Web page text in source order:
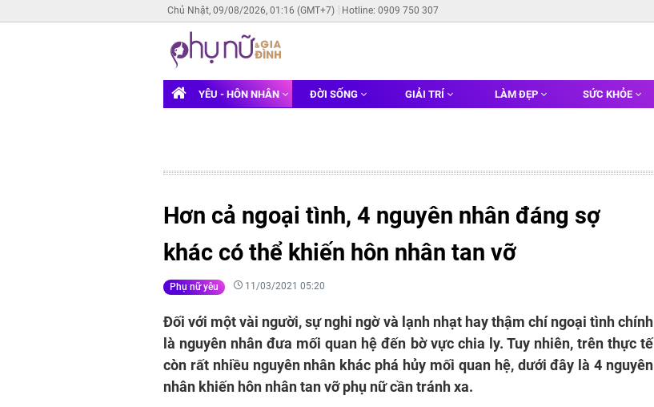
Chủ Nhật, 09/08/2026, 01:16 (GMT+7) Hotline: 0909 750 307
YÊU - HÔN NHÂN ĐỜI SỐNG GIẢI TRÍ LÀM ĐẸP SỨC KHỎE
Hơn cả ngoại tình, 4 nguyên nhân đáng sợ
khác có thể khiến hôn nhân tan vỡ
Phụ nữ yêu 11/03/2021 05:20
Đối với một vài người, sự nghi ngờ và lạnh nhạt hay thậm chí ngoại tình chính
là nguyên nhân đưa mối quan hệ đến bờ vực chia ly. Tuy nhiên, trên thực tế
còn rất nhiều nguyên nhân khác phá hủy mối quan hệ, dưới đây là 4 nguyên
nhân khiến hôn nhân tan vỡ phụ nữ cần tránh xa.